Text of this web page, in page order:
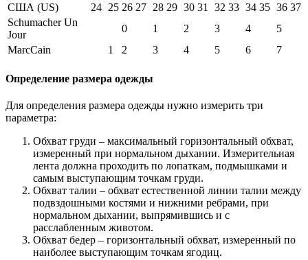
США (US)
24 25 26 27 28 29 30 31 32 33 34 35 36 37
Schumacher Un
Jour
0 1 2 3 4
5
MarcCain
1 2 3 4 5 6 7
Определение размера одежды
Для определения размера одежды нужно измерить три
параметра:
Обхват груди – максимальный горизонтальный обхват,
измеренный при нормальном дыхании. Измерительная
лента должна проходить по лопаткам, подмышками и
самым выступающим точкам груди.
Обхват талии – обхват естественной линии талии между
подвздошными костями и нижними ребрами, при
нормальном дыхании, выпрямившись и с
расслабленным животом.
Обхват бедер – горизонтальный обхват, измеренный по
наиболее выступающим точкам ягодиц.